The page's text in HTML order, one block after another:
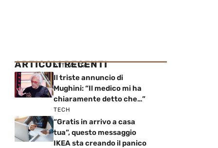
ARTICOLI RECENTI
ATTUALITÀ
Il triste annuncio di
Mughini: “Il medico mi ha
chiaramente detto che…”
TECH
“Gratis in arrivo a casa
tua”, questo messaggio
IKEA sta creando il panico